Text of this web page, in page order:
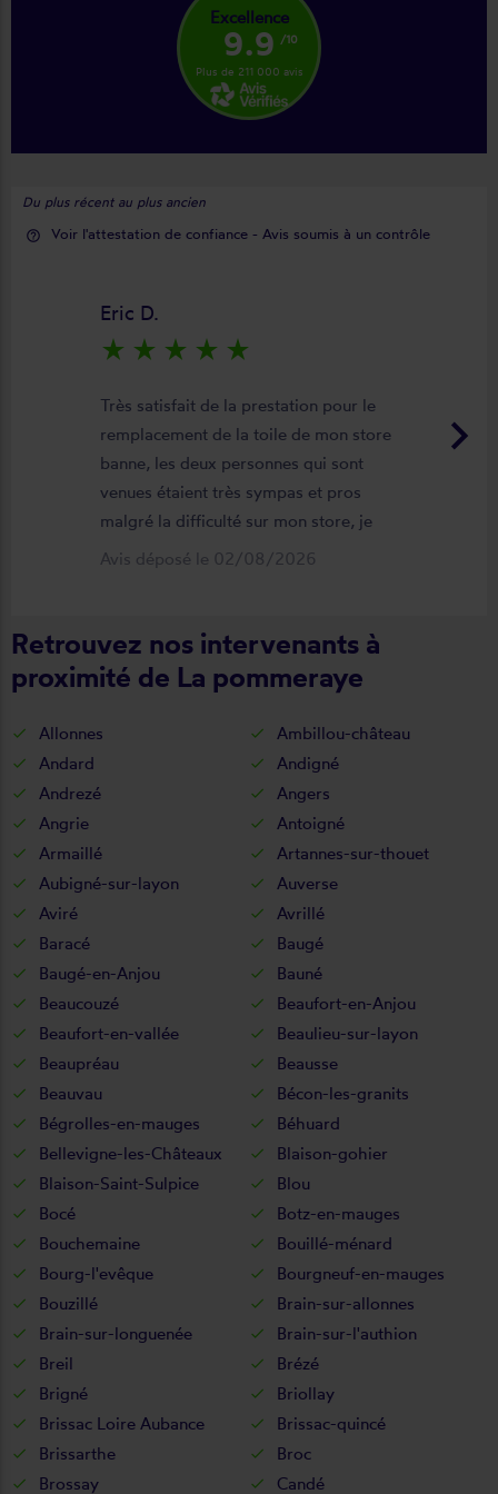
Excellence
9.9 /10
Plus de 211 000 avis
Du plus récent au plus ancien
help_outline Voir l'attestation de confiance - Avis soumis à un contrôle
keyboard_arrow_right
Eric D.
star_rate star_rate star_rate star_rate star_rate
Très satisfait de la prestation pour le
remplacement de la toile de mon store
banne, les deux personnes qui sont
venues étaient très sympas et pros
malgré la difficulté sur mon store, je
suis satisfait du résultat et du
de la pose je recommande ????
Avis déposé le 02/08/2026
Retrouvez nos intervenants à
proximité de La pommeraye
Allonnes
Ambillou-château
Andard
Andigné
Andrezé
Angers
Angrie
Antoigné
Armaillé
Artannes-sur-thouet
Aubigné-sur-layon
Auverse
Aviré
Avrillé
Baracé
Baugé
Baugé-en-Anjou
Bauné
Beaucouzé
Beaufort-en-Anjou
Beaufort-en-vallée
Beaulieu-sur-layon
Beaupréau
Beausse
Beauvau
Bécon-les-granits
Bégrolles-en-mauges
Béhuard
Bellevigne-les-Châteaux
Blaison-gohier
Blaison-Saint-Sulpice
Blou
Bocé
Botz-en-mauges
Bouchemaine
Bouillé-ménard
Bourg-l'evêque
Bourgneuf-en-mauges
Bouzillé
Brain-sur-allonnes
Brain-sur-longuenée
Brain-sur-l'authion
Breil
Brézé
Brigné
Briollay
Brissac Loire Aubance
Brissac-quincé
Brissarthe
Broc
Brossay
Candé